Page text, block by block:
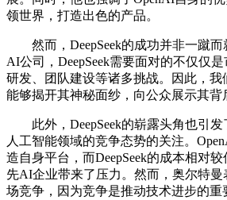
领世界，打造出色的产品。
然而，DeepSeek的成功并非一蹴而
AI公司，DeepSeek需要面对的不仅仅
研发、团队建设等诸多挑战。因此，我
能够揭开其神秘面纱，向公众展示其背
此外，DeepSeek的崭露头角也引发
人工智能领域的竞争态势的关注。
造自身平台，而DeepSeek的成本相对
先AI企业带来了压力。然而，奥尔特
场竞争，因为竞争是推动技术进步的